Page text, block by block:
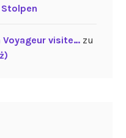
Stolpen
Voyageur visite…zu